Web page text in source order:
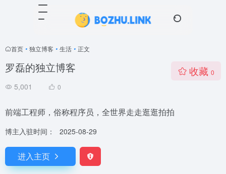
首页 • 独立博客 • 生活 • 正文
罗磊的独立博客
5,001 0
收藏 0
前端工程师，俗称程序员，全世界走走逛逛拍拍
博主入驻时间： 2025-08-29
进入主页